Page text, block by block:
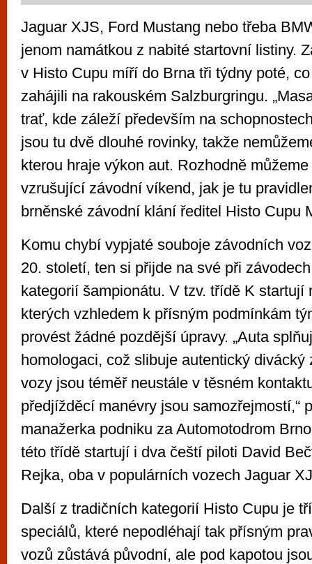
Jaguar XJS, Ford Mustang nebo třeba
jenom namátkou z nabité startovní listiny.
v Histo Cupu míří do Brna tři týdny poté,
zahájili na rakouském Salzburgringu.
trať, kde záleží především na
jsou tu dvě dlouhé rovinky, takže
kterou hraje výkon aut. Rozhodně
vzrušující závodní víkend, jak je tu
brněnské závodní klání ředitel Histo Cupu
Komu chybí vypjaté souboje závodních
20. století, ten si přijde na své při
kategorií šampionátu. V tzv. třídě K startují
kterých vzhledem k přísným podmínkám
provést žádné pozdější úpravy. „Auta
homologaci, což slibuje autentický divácký
vozy jsou téměř neustále v těsném
předjížděcí manévry jsou samozřejmostí,“
manažerka podniku za Automotodrom
této třídě startují i dva čeští piloti David
Rejka, oba v populárních vozech Jaguar
Další z tradičních kategorií Histo Cupu je
speciálů, které nepodléhají tak přísným
vozů zůstává původní, ale pod kapotou